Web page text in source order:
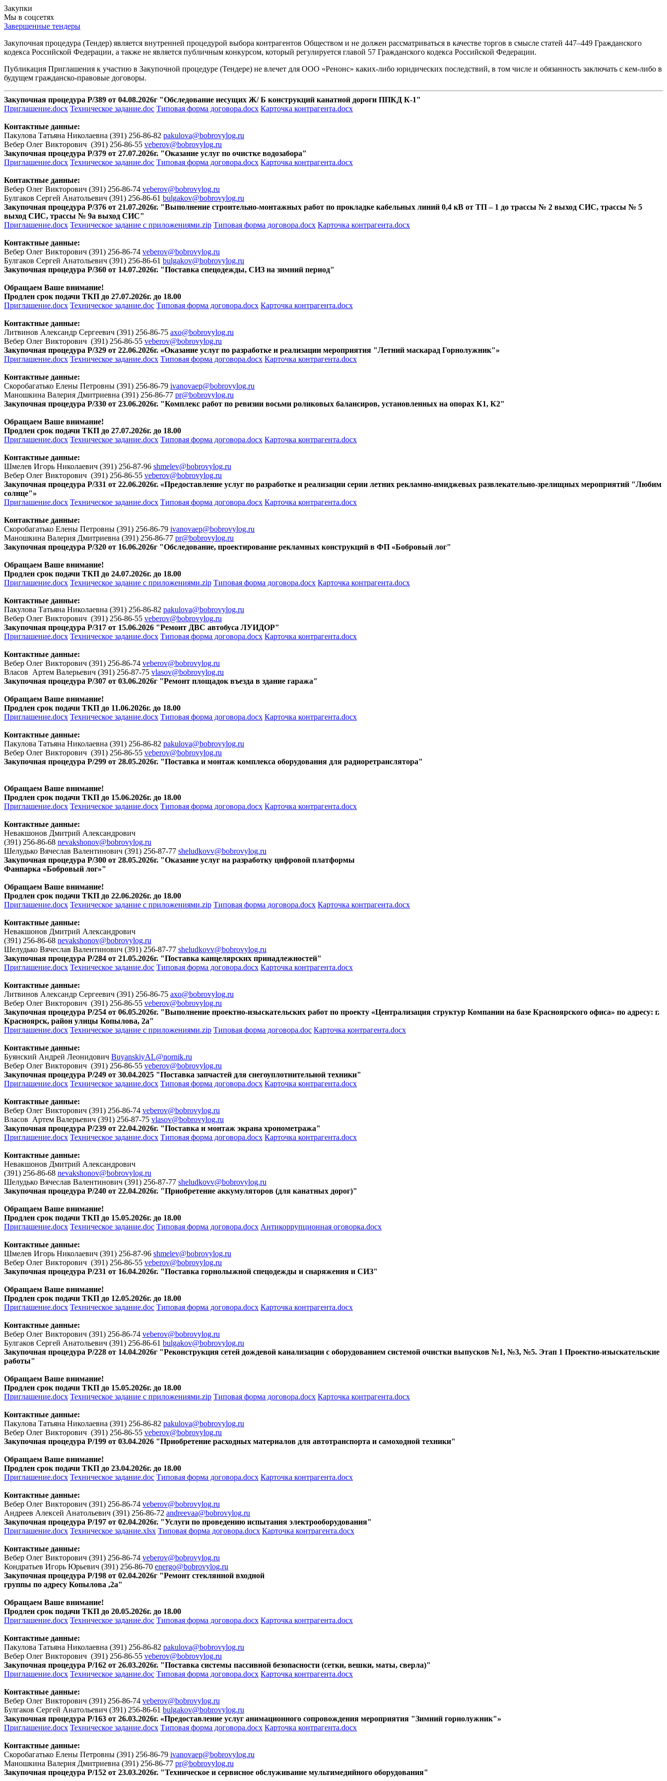
Закупки
Мы в соцсетях
Завершенные тендеры
Закупочная процедура (Тендер) является внутренней процедурой выбора контрагентов Обществом и не должен рассматриваться в качестве торгов в смысле статей 447–449 Гражданского
кодекса Российской Федерации, а также не является публичным конкурсом, который регулируется главой 57 Гражданского кодекса Российской Федерации.
Публикация Приглашения к участию в Закупочной процедуре (Тендере) не влечет для ООО «Ренонс» каких-либо юридических последствий, в том числе и обязанность заключать с кем-либо в
будущем гражданско-правовые договоры.
Закупочная процедура Р/389 от 04.08.2026г "Обследование несущих Ж/ Б конструкций канатной дороги ППКД К-1"
Приглашение.docx Техническое задание.doc Типовая форма договора.docx Карточка контрагента.docx
Контактные данные:
Пакулова Татьяна Николаевна (391) 256-86-82 pakulova@bobrovylog.ru
Вебер Олег Викторович (391) 256-86-55 veberov@bobrovylog.ru
Закупочная процедура Р/379 от 27.07.2026г. "Оказание услуг по очистке водозабора"
Приглашение.docx Техническое задание.doc Типовая форма договора.docx Карточка контрагента.docx
Контактные данные:
Вебер Олег Викторович (391) 256-86-74 veberov@bobrovylog.ru
Булгаков Сергей Анатольевич (391) 256-86-61 bulgakov@bobrovylog.ru
Закупочная процедура Р/376 от 21.07.2026г. "Выполнение строительно-монтажных работ по прокладке кабельных линий 0,4 кВ от ТП – 1 до трассы № 2 выход СИС, трассы № 5
выход СИС, трассы № 9а выход СИС"
Приглашение.docx Техническое задание с приложениями.zip Типовая форма договора.docx Карточка контрагента.docx
Контактные данные:
Вебер Олег Викторович (391) 256-86-74 veberov@bobrovylog.ru
Булгаков Сергей Анатольевич (391) 256-86-61 bulgakov@bobrovylog.ru
Закупочная процедура Р/360 от 14.07.2026г. "Поставка спецодежды, СИЗ на зимний период"
Обращаем Ваше внимание!
Продлен срок подачи ТКП до 27.07.2026г. до 18.00
Приглашение.docx Техническое задание.doc Типовая форма договора.docx Карточка контрагента.docx
Контактные данные:
Литвинов Александр Сергеевич (391) 256-86-75 axo@bobrovylog.ru
Вебер Олег Викторович (391) 256-86-55 veberov@bobrovylog.ru
Закупочная процедура Р/329 от 22.06.2026г. «Оказание услуг по разработке и реализации мероприятия "Летний маскарад Горнолужник"»
Приглашение.docx Техническое задание.docx Типовая форма договора.docx Карточка контрагента.docx
Контактные данные:
Скоробагатько Елены Петровны (391) 256-86-79 ivanovaep@bobrovylog.ru
Маношкина Валерия Дмитриевна (391) 256-86-77 pr@bobrovylog.ru
Закупочная процедура Р/330 от 23.06.2026г. "Комплекс работ по ревизии восьми роликовых балансиров, установленных на опорах К1, К2"
Обращаем Ваше внимание!
Продлен срок подачи ТКП до 27.07.2026г. до 18.00
Приглашение.docx Техническое задание.docx Типовая форма договора.docx Карточка контрагента.docx
Контактные данные:
Шмелев Игорь Николаевич (391) 256-87-96 shmelev@bobrovylog.ru
Вебер Олег Викторович (391) 256-86-55 veberov@bobrovylog.ru
Закупочная процедура Р/331 от 22.06.2026г. «Предоставление услуг по разработке и реализации серии летних рекламно-имиджевых развлекательно-зрелищных мероприятий "Любим
солнце"»
Приглашение.docx Техническое задание.docx Типовая форма договора.docx Карточка контрагента.docx
Контактные данные:
Скоробагатько Елены Петровны (391) 256-86-79 ivanovaep@bobrovylog.ru
Маношкина Валерия Дмитриевна (391) 256-86-77 pr@bobrovylog.ru
Закупочная процедура Р/320 от 16.06.2026г "Обследование, проектирование рекламных конструкций в ФП «Бобровый лог"
Обращаем Ваше внимание!
Продлен срок подачи ТКП до 24.07.2026г. до 18.00
Приглашение.docx Техническое задание с приложениями.zip Типовая форма договора.docx Карточка контрагента.docx
Контактные данные:
Пакулова Татьяна Николаевна (391) 256-86-82 pakulova@bobrovylog.ru
Вебер Олег Викторович (391) 256-86-55 veberov@bobrovylog.ru
Закупочная процедура Р/317 от 15.06.2026 "Ремонт ДВС автобуса ЛУИДОР"
Приглашение.docx Техническое задание.docx Типовая форма договора.docx Карточка контрагента.docx
Контактные данные:
Вебер Олег Викторович (391) 256-86-74 veberov@bobrovylog.ru
Власов Артем Валерьевич (391) 256-87-75 vlasov@bobrovylog.ru
Закупочная процедура Р/307 от 03.06.2026г "Ремонт площадок въезда в здание гаража"
Обращаем Ваше внимание!
Продлен срок подачи ТКП до 11.06.2026г. до 18.00
Приглашение.docx Техническое задание.docx Типовая форма договора.docx Карточка контрагента.docx
Контактные данные:
Пакулова Татьяна Николаевна (391) 256-86-82 pakulova@bobrovylog.ru
Вебер Олег Викторович (391) 256-86-55 veberov@bobrovylog.ru
Закупочная процедура Р/299 от 28.05.2026г. "Поставка и монтаж комплекса оборудования для радиоретранслятора"
Обращаем Ваше внимание!
Продлен срок подачи ТКП до 15.06.2026г. до 18.00
Приглашение.docx Техническое задание.docx Типовая форма договора.docx Карточка контрагента.docx
Контактные данные:
Невакшонов Дмитрий Александрович
(391) 256-86-68 nevakshonov@bobrovylog.ru
Шелудько Вячеслав Валентинович (391) 256-87-77 sheludkovv@bobrovylog.ru
Закупочная процедура Р/300 от 28.05.2026г. "Оказание услуг на разработку цифровой платформы
Фанпарка «Бобровый лог»"
Обращаем Ваше внимание!
Продлен срок подачи ТКП до 22.06.2026г. до 18.00
Приглашение.docx Техническое задание с приложениями.zip Типовая форма договора.docx Карточка контрагента.docx
Контактные данные:
Невакшонов Дмитрий Александрович
(391) 256-86-68 nevakshonov@bobrovylog.ru
Шелудько Вячеслав Валентинович (391) 256-87-77 sheludkovv@bobrovylog.ru
Закупочная процедура Р/284 от 21.05.2026г. "Поставка канцелярских принадлежностей"
Приглашение.docx Техническое задание.doc Типовая форма договора.docx Карточка контрагента.docx
Контактные данные:
Литвинов Александр Сергеевич (391) 256-86-75 axo@bobrovylog.ru
Вебер Олег Викторович (391) 256-86-55 veberov@bobrovylog.ru
Закупочная процедура Р/254 от 06.05.2026г. "Выполнение проектно-изыскательских работ по проекту «Централизация структур Компании на базе Красноярского офиса» по адресу: г.
Красноярск, район улицы Копылова, 2а"
Приглашение.docx Техническое задание с приложениями.zip Типовая форма договора.doc Карточка контрагента.docx
Контактные данные:
Буянский Андрей Леонидович BuyanskiyAL@nornik.ru
Вебер Олег Викторович (391) 256-86-55 veberov@bobrovylog.ru
Закупочная процедура Р/249 от 30.04.2025 "Поставка запчастей для снегоуплотнительной техники"
Приглашение.docx Техническое задание.docx Типовая форма договора.docx Карточка контрагента.docx
Контактные данные:
Вебер Олег Викторович (391) 256-86-74 veberov@bobrovylog.ru
Власов Артем Валерьевич (391) 256-87-75 vlasov@bobrovylog.ru
Закупочная процедура Р/239 от 22.04.2026г. "Поставка и монтаж экрана хронометража"
Приглашение.docx Техническое задание.docx Типовая форма договора.docx Карточка контрагента.docx
Контактные данные:
Невакшонов Дмитрий Александрович
(391) 256-86-68 nevakshonov@bobrovylog.ru
Шелудько Вячеслав Валентинович (391) 256-87-77 sheludkovv@bobrovylog.ru
Закупочная процедура Р/240 от 22.04.2026г. "Приобретение аккумуляторов (для канатных дорог)"
Обращаем Ваше внимание!
Продлен срок подачи ТКП до 15.05.2026г. до 18.00
Приглашение.docx Техническое задание.doc Типовая форма договора.docx Антикоррупционная оговорка.docx
Контактные данные:
Шмелев Игорь Николаевич (391) 256-87-96 shmelev@bobrovylog.ru
Вебер Олег Викторович (391) 256-86-55 veberov@bobrovylog.ru
Закупочная процедура Р/231 от 16.04.2026г. "Поставка горнолыжной спецодежды и снаряжения и СИЗ"
Обращаем Ваше внимание!
Продлен срок подачи ТКП до 12.05.2026г. до 18.00
Приглашение.docx Техническое задание.doc Типовая форма договора.docx Карточка контрагента.docx
Контактные данные:
Вебер Олег Викторович (391) 256-86-74 veberov@bobrovylog.ru
Булгаков Сергей Анатольевич (391) 256-86-61 bulgakov@bobrovylog.ru
Закупочная процедура Р/228 от 14.04.2026г "Реконструкция сетей дождевой канализации с оборудованием системой очистки выпусков №1, №3, №5. Этап 1 Проектно-изыскательские
работы"
Обращаем Ваше внимание!
Продлен срок подачи ТКП до 15.05.2026г. до 18.00
Приглашение.docx Техническое задание с приложениями.zip Типовая форма договора.docx Карточка контрагента.docx
Контактные данные:
Пакулова Татьяна Николаевна (391) 256-86-82 pakulova@bobrovylog.ru
Вебер Олег Викторович (391) 256-86-55 veberov@bobrovylog.ru
Закупочная процедура Р/199 от 03.04.2026 "Приобретение расходных материалов для автотранспорта и самоходной техники"
Обращаем Ваше внимание!
Продлен срок подачи ТКП до 23.04.2026г. до 18.00
Приглашение.docx Техническое задание.doc Типовая форма договора.docx Карточка контрагента.docx
Контактные данные:
Вебер Олег Викторович (391) 256-86-74 veberov@bobrovylog.ru
Андреев Алексей Анатольевич (391) 256-86-72 andreevaa@bobrovylog.ru
Закупочная процедура Р/197 от 02.04.2026г. "Услуги по проведению испытания электрооборудования"
Приглашение.docx Техническое задание.xlsx Типовая форма договора.docx Карточка контрагента.docx
Контактные данные:
Вебер Олег Викторович (391) 256-86-74 veberov@bobrovylog.ru
Кондратьев Игорь Юрьевич (391) 256-86-70 energo@bobrovylog.ru
Закупочная процедура Р/198 от 02.04.2026г "Ремонт стеклянной входной
группы по адресу Копылова ,2а"
Обращаем Ваше внимание!
Продлен срок подачи ТКП до 20.05.2026г. до 18.00
Приглашение.docx Техническое задание.doc Типовая форма договора.docx Карточка контрагента.docx
Контактные данные:
Пакулова Татьяна Николаевна (391) 256-86-82 pakulova@bobrovylog.ru
Вебер Олег Викторович (391) 256-86-55 veberov@bobrovylog.ru
Закупочная процедура Р/162 от 26.03.2026г. "Поставка системы пассивной безопасности (сетки, вешки, маты, сверла)"
Приглашение.docx Техническое задание.doc Типовая форма договора.docx Карточка контрагента.docx
Контактные данные:
Вебер Олег Викторович (391) 256-86-74 veberov@bobrovylog.ru
Булгаков Сергей Анатольевич (391) 256-86-61 bulgakov@bobrovylog.ru
Закупочная процедура Р/163 от 26.03.2026г. «Предоставление услуг анимационного сопровождения мероприятия "Зимний горнолужник"»
Приглашение.docx Техническое задание.docx Типовая форма договора.docx Карточка контрагента.docx
Контактные данные:
Скоробагатько Елены Петровны (391) 256-86-79 ivanovaep@bobrovylog.ru
Маношкина Валерия Дмитриевна (391) 256-86-77 pr@bobrovylog.ru
Закупочная процедура Р/152 от 23.03.2026г. "Техническое и сервисное обслуживание мультимедийного оборудования"